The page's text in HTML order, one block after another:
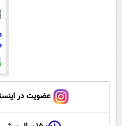
عضویت در